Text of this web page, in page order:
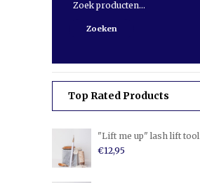
naar:
Zoeken
Top Rated Products
"Lift me up" lash lift tool
€12,95